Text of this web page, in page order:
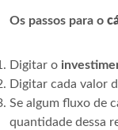
Os passos para o
Digitar o
Digitar cada valor
Se algum fluxo de
quantidade dessa